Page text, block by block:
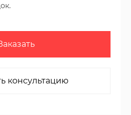
консультацию